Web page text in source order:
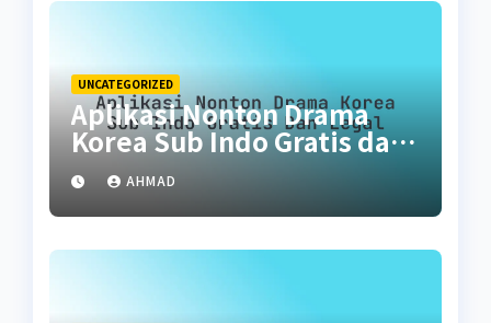
UNCATEGORIZED
Aplikasi Nonton Drama
Korea Sub Indo Gratis dan
LegalAHMAD